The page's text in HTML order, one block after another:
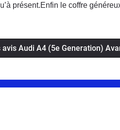
présent.Enfin le coffre
avis Audi A4 (5e Generation)